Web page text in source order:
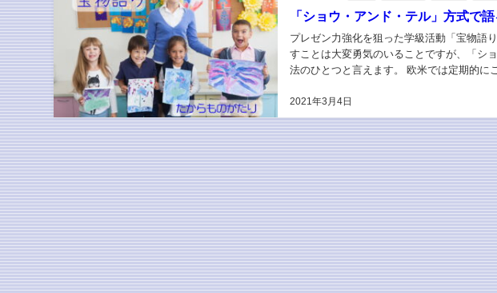
「ショウ・アンド・テル」方式で
2021年3月4日
プレゼン力強化を狙った学級活動「宝物語
すことは大変勇気のいることですが、「シ
法のひとつと言えます。 欧米では定期的に